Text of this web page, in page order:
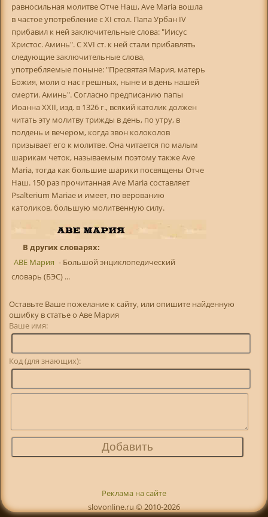
равносильная молитве Отче Наш, Ave Maria вошла
в частое употребление с XI стол. Папа Урбан IV
прибавил к ней заключительные слова: "Иисус
Христос. Аминь". С XVI ст. к ней стали прибавлять
следующие заключительные слова,
употребляемые поныне: "Пресвятая Мария, матерь
Божия, моли о нас грешных, ныне и в день нашей
смерти. Аминь". Согласно предписанию папы
Иоанна XXII, изд. в 1326 г., всякий католик должен
читать эту молитву трижды в день, по утру, в
полдень и вечером, когда звон колоколов
призывает его к молитве. Она читается по малым
шарикам четок, называемым поэтому также Ave
Maria, тогда как большие шарики посвящены Отче
Наш. 150 раз прочитанная Ave Maria составляет
Psalterium Mariae и имеет, по верованию
католиков, большую молитвенную силу.
В других словарях:
АВЕ Мария - Большой энциклопедический
словарь (БЭС) ...
Оставьте Ваше пожелание к сайту, или опишите найденную
ошибку в статье о Аве Мария
Ваше имя:
Код (для знающих):
Реклама на сайте
slovonline.ru © 2010-2026